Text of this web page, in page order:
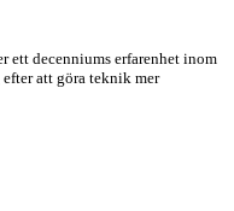
ett decenniums erfarenhet inom
att göra teknik mer